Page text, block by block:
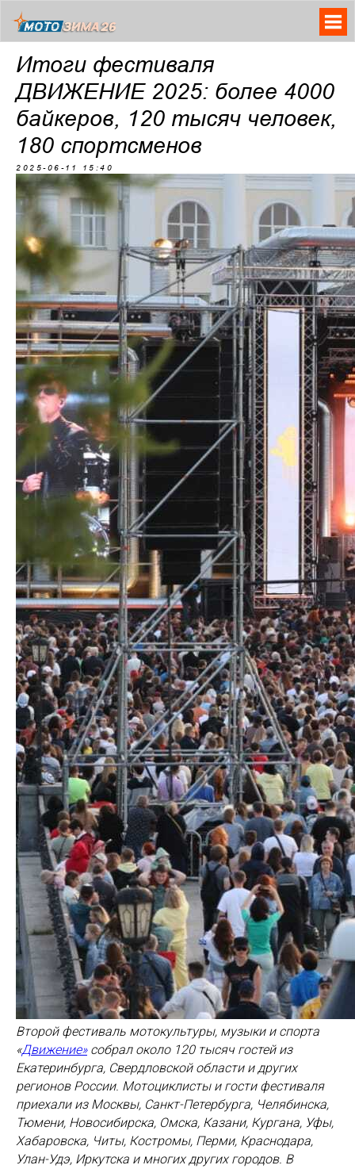
Итоги фестиваля
ДВИЖЕНИЕ 2025: более 4000
байкеров, 120 тысяч человек,
180 спортсменов
2025-06-11 15:40
Второй фестиваль мотокультуры, музыки и спорта
«Движение»собрал около 120 тысяч гостей из
Екатеринбурга, Свердловской области и других
регионов России. Мотоциклисты и гости фестиваля
приехали из Москвы, Санкт-Петербурга, Челябинска,
Тюмени, Новосибирска, Омска, Казани, Кургана, Уфы,
Хабаровска, Читы, Костромы, Перми, Краснодара,
Улан-Удэ, Иркутска и многих других городов. В